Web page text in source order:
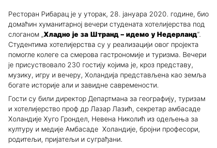
Ресторан Рибарац је у уторак, 28. јануара 2020. године, био
домаћин хуманитарној вечери студената хотелијерства под
слоганом „Хладно је за Штранд – идемо у Недерланд“.
Студентима хотелијерства су у реализацији овог пројекта
помогле колеге са смерова гастрономије и туризма. Вечери
је присуствовало 230 гостију којима је, кроз представу,
музику, игру и вечеру, Холандија представљена као земља
богате историје али и завидне савремености.
Гости су били директор Департмана за географију, туризам
и хотелијерство проф др Лазар Лазић, секретар амбасаде
Холандије Хуго Грондел, Невена Николић из одељења за
културу и медије Амбасаде Холандије, бројни професори,
родитељи, пријатељи и суграђани.